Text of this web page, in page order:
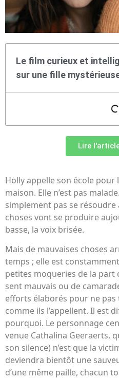
Le film curieux et
sur une fille
Lire
Holly appelle son école pour
maison. Elle n’est pas
simplement pas se résoudre
choses vont se produire
basse, la voix brisée.
Mais de mauvaises choses
temps ; elle est
petites moqueries de la part
sent mauvais ou de
efforts élaborés pour ne pas
comme ils l’appellent. Il est
pourquoi. Le personnage
venue Cathalina Geeraerts,
son silence) n’est que la
deviendra bientôt une
d’une même paille, chacun